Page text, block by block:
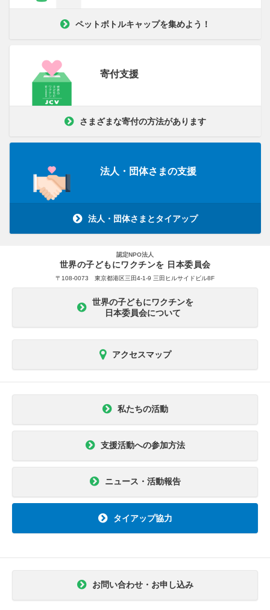
ペットボトルキャップを集めよう！
寄付支援
さまざまな寄付の方法があります
法人・団体さまの支援
法人・団体さまとタイアップ
認定NPO法人
世界の子どもにワクチンを 日本委員会
〒108-0073 東京都港区三田4-1-9 三田ヒルサイドビル8F
世界の子どもにワクチンを
日本委員会について
アクセスマップ
私たちの活動
支援活動への参加方法
ニュース・活動報告
タイアップ協力
お問い合わせ・お申し込み